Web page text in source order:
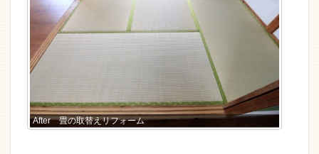
After 畳の取替えリフォーム